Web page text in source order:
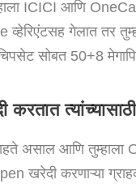
ICICI आणि
गेलात तर
सोबत 50+8
असाल आणि तुम्हाला
खरेदी करणाऱ्या